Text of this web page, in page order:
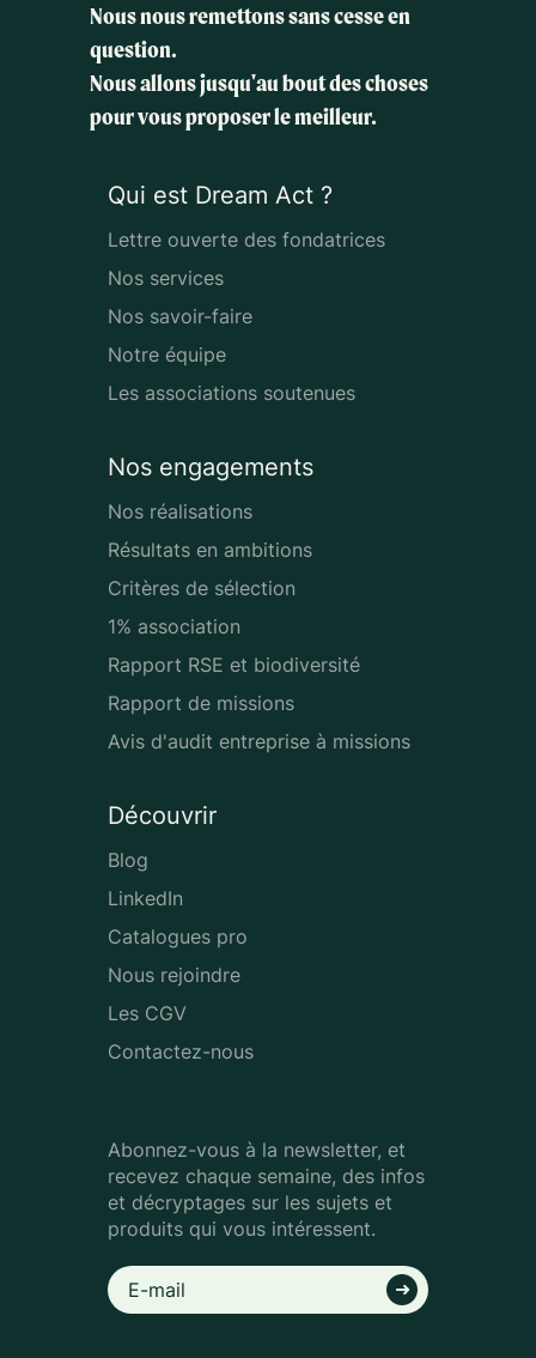
Nous nous remettons sans cesse en
question.
Nous allons jusqu'au bout des choses
pour vous proposer le meilleur.
Qui est Dream Act ?
Lettre ouverte des fondatrices
Nos services
Nos savoir-faire
Notre équipe
Les associations soutenues
Nos engagements
Nos réalisations
Résultats en ambitions
Critères de sélection
1% association
Rapport RSE et biodiversité
Rapport de missions
Avis d'audit entreprise à missions
Découvrir
Blog
LinkedIn
Catalogues pro
Nous rejoindre
Les CGV
Contactez-nous
Abonnez-vous à la newsletter, et
recevez chaque semaine, des infos
et décryptages sur les sujets et
produits qui vous intéressent.